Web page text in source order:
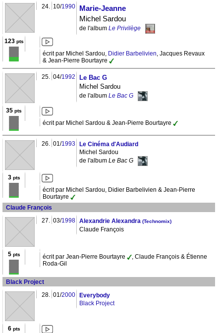
24. 10/1990
Marie-Jeanne
Michel Sardou
de l'album Le Privilège
123pts
écrit par Michel Sardou, Didier Barbelivien, Jacques Revaux
& Jean-Pierre Bourtayre
25. 04/1992
Le Bac G
Michel Sardou
de l'album Le Bac G
35 pts
écrit par Michel Sardou & Jean-Pierre Bourtayre
26. 01/1993
Le Cinéma d'Audiard
Michel Sardou
de l'album Le Bac G
3pts
écrit par Michel Sardou, Didier Barbelivien & Jean-Pierre
Bourtayre
Claude François
27. 03/1998 Alexandrie Alexandra (Technomix)
Claude François
5pts écrit par Jean-Pierre Bourtayre
, Claude François & Étienne
Roda-Gil
Black Project
28. 01/2000
Everybody
Black Project
6pts